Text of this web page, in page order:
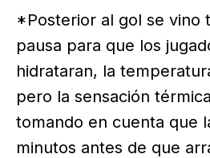
*Posterior al gol se vino
pausa para que los
hidrataran, la
pero la sensación
tomando en cuenta que
minutos antes de que